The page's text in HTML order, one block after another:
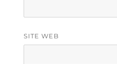
SITE WEB